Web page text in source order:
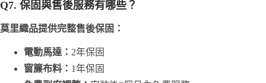
Q7. 保固與售後服務有哪些？
莫里織品提供完整售後保固：
電動馬達： 2年保固
窗簾布料： 1年保固